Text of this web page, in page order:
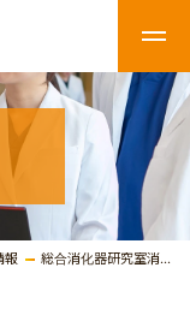
報 総合消化器研究室消化器グループ 伊原栄吉先生、水流大尭先生らの研究成果が各種メディアで紹介されました。